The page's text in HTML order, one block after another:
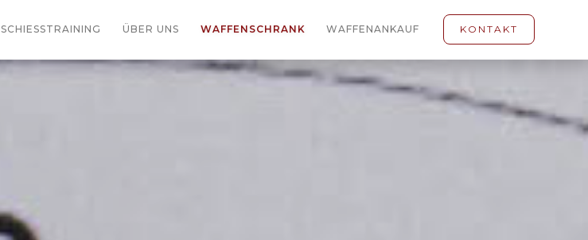
SCHIESSTRAINING ÜBER UNS WAFFENSCHRANK WAFFENANKAUF KONTAKT